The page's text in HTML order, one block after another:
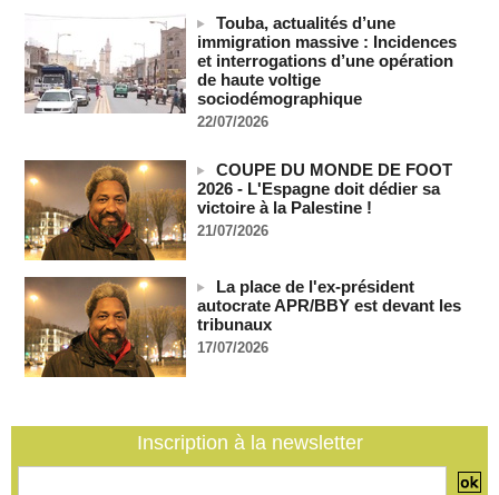
Comment les rebelles font entrer des armes en Centrafrique
malgré l'embargo de l'ONU
05/08/2026
Mali: la Cour suprême rejette la demande de libération du
militant Clément Dembélé
Les Shebabs somaliens revendiquent des avancées dans le
centre du pays
05/08/2026 -
Ghana: les réparations liées à l’esclavage au cœur de la
visite du président Mahama en Jamaïque
Touba, actualités d’une
immigration massive : Incidences
et interrogations d’une opération
de haute voltige
sociodémographique
22/07/2026
COUPE DU MONDE DE FOOT
2026 - L'Espagne doit dédier sa
victoire à la Palestine !
21/07/2026
La place de l'ex-président
autocrate APR/BBY est devant les
tribunaux
17/07/2026
Inscription à la newsletter